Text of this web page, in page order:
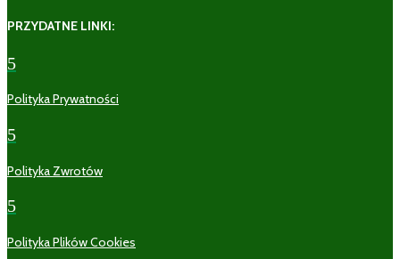
PRZYDATNE LINKI:
5
Polityka Prywatności
5
Polityka Zwrotów
5
Polityka Plików Cookies